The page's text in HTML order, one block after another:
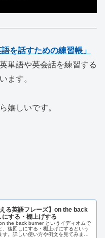
を話すための練習帳」
単語や英会話を練習する
ます。
嬉しいです。
える英語フレーズ】on the back
する・棚上げする
the back burner というイディオムで
、後回しにする・棚上げにするという
す。詳しい使い方や例文を見てみまし